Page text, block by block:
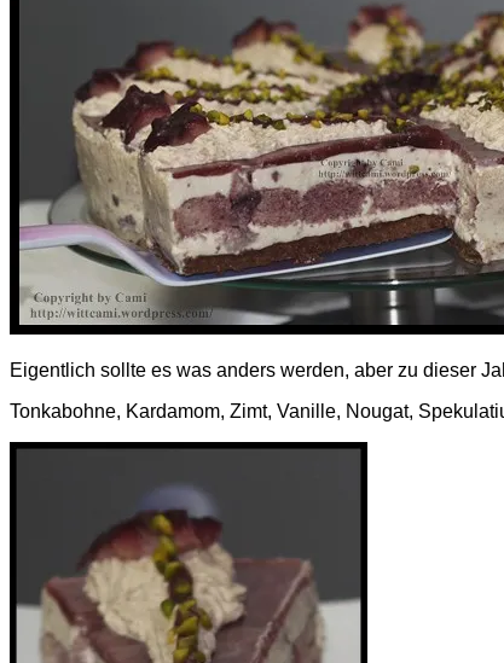
Eigentlich sollte es was anders werden, aber zu dieser
Tonkabohne, Kardamom, Zimt, Vanille, Nougat,